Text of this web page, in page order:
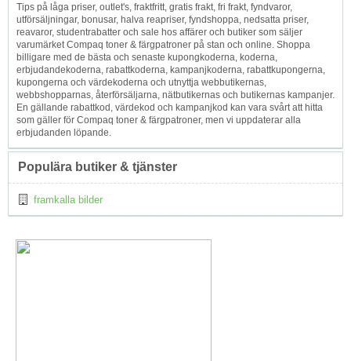
Tips på låga priser, outlet's, fraktfritt, gratis frakt, fri frakt, fyndvaror,
utförsäljningar, bonusar, halva reapriser, fyndshoppa, nedsatta priser,
reavaror, studentrabatter och sale hos affärer och butiker som säljer
varumärket Compaq toner & färgpatroner på stan och online. Shoppa
billigare med de bästa och senaste kupongkoderna, koderna,
erbjudandekoderna, rabattkoderna, kampanjkoderna, rabattkupongerna,
kupongerna och värdekoderna och utnyttja webbutikernas,
webbshopparnas, återförsäljarna, nätbutikernas och butikernas kampanjer.
En gällande rabattkod, värdekod och kampanjkod kan vara svårt att hitta
som gäller för Compaq toner & färgpatroner, men vi uppdaterar alla
erbjudanden löpande.
Populära butiker & tjänster
framkalla bilder